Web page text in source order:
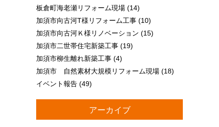
板倉町海老瀬リフォーム現場 (14)
加須市向古河T様リフォーム工事 (10)
加須市向古河Ｋ様リノベーション (15)
加須市二世帯住宅新築工事 (19)
加須市柳生離れ新築工事 (4)
加須市 自然素材大規模リフォーム現場 (18)
イベント報告 (49)
アーカイブ